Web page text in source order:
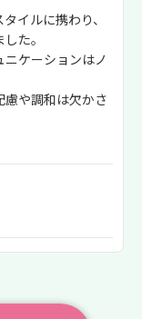
イルに携わり、
た。
ケーションはノ
や調和は欠かさ